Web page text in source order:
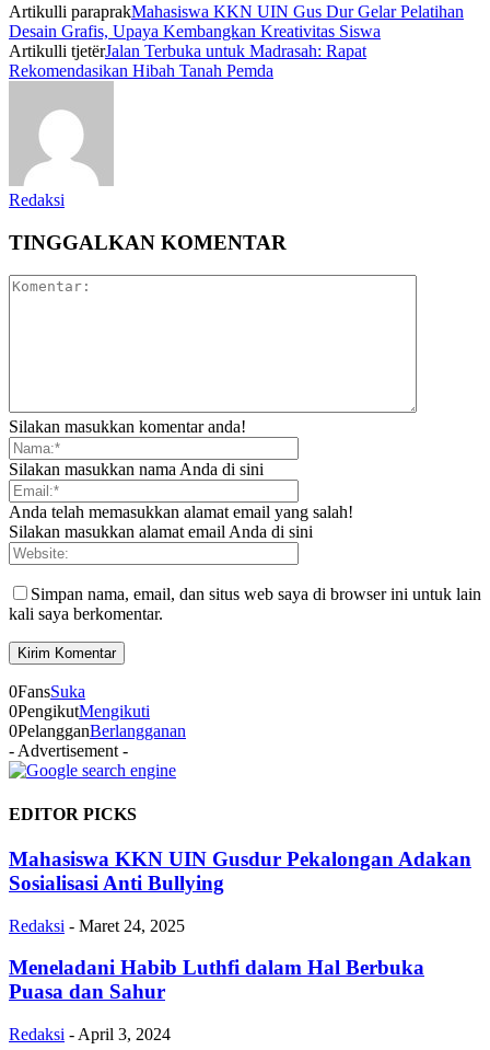
Artikulli paraprakMahasiswa KKN UIN Gus Dur Gelar Pelatihan
Desain Grafis, Upaya Kembangkan Kreativitas Siswa
Artikulli tjetërJalan Terbuka untuk Madrasah: Rapat
Rekomendasikan Hibah Tanah Pemda
Redaksi
TINGGALKAN KOMENTAR
Silakan masukkan komentar anda!
Silakan masukkan nama Anda di sini
Anda telah memasukkan alamat email yang salah!
Silakan masukkan alamat email Anda di sini
Simpan nama, email, dan situs web saya di browser ini untuk lain
kali saya berkomentar.
0FansSuka
0PengikutMengikuti
0PelangganBerlangganan
- Advertisement -
EDITOR PICKS
Mahasiswa KKN UIN Gusdur Pekalongan Adakan
Sosialisasi Anti Bullying
Redaksi - Maret 24, 2025
Meneladani Habib Luthfi dalam Hal Berbuka
Puasa dan Sahur
Redaksi - April 3, 2024